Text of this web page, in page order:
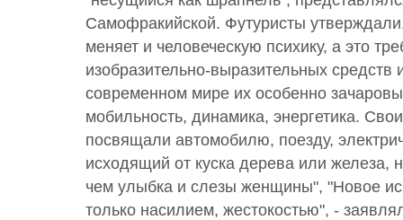
Самофракийской. Футуристы
меняет и человеческую психику, а это
изобразительно-выразительных средств
современном мире их особенно
мобильность, динамика, энергетика.
посвящали автомобилю, поезду,
исходящий от куска дерева или железа,
чем улыбка и слезы женщины", "Новое
только насилием, жестокостью", -